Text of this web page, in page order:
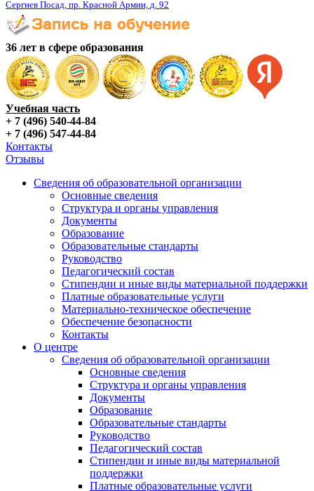
Сергиев Посад, пр. Красной Армии, д. 92
36 лет в сфере образования
Учебная часть
+ 7 (496) 540-44-84
+ 7 (496) 547-44-84
Контакты
Отзывы
Сведения об образовательной организации
Основные сведения
Структура и органы управления
Документы
Образование
Образовательные стандарты
Руководство
Педагогический состав
Стипендии и иные виды материальной поддержки
Платные образовательные услуги
Материально-техническое обеспечение
Обеспечение безопасности
Контакты
О центре
Сведения об образовательной организации
Основные сведения
Структура и органы управления
Документы
Образование
Образовательные стандарты
Руководство
Педагогический состав
Стипендии и иные виды материальной
поддержки
Платные образовательные услуги